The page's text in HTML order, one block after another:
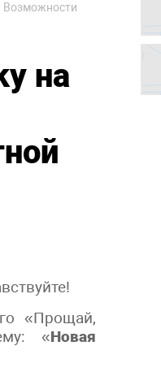
Возможности
на
«Прощай,
«Новая